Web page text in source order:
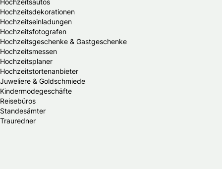
Hochzeitsdekorationen
Hochzeitseinladungen
Hochzeitsfotografen
Hochzeitsgeschenke & Gastgeschenke
Hochzeitsmessen
Hochzeitsplaner
Hochzeitstortenanbieter
Juweliere & Goldschmiede
Kindermodegeschäfte
Reisebüros
Standesämter
Trauredner